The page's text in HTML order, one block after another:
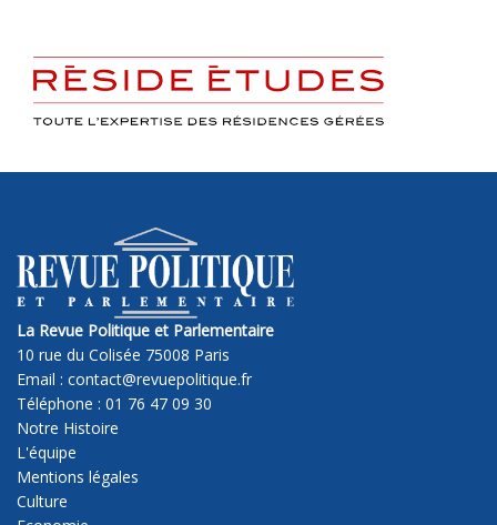
La Revue Politique et Parlementaire
10 rue du Colisée 75008 Paris
Email : contact@revuepolitique.fr
Téléphone : 01 76 47 09 30
Notre Histoire
L'équipe
Mentions légales
Culture